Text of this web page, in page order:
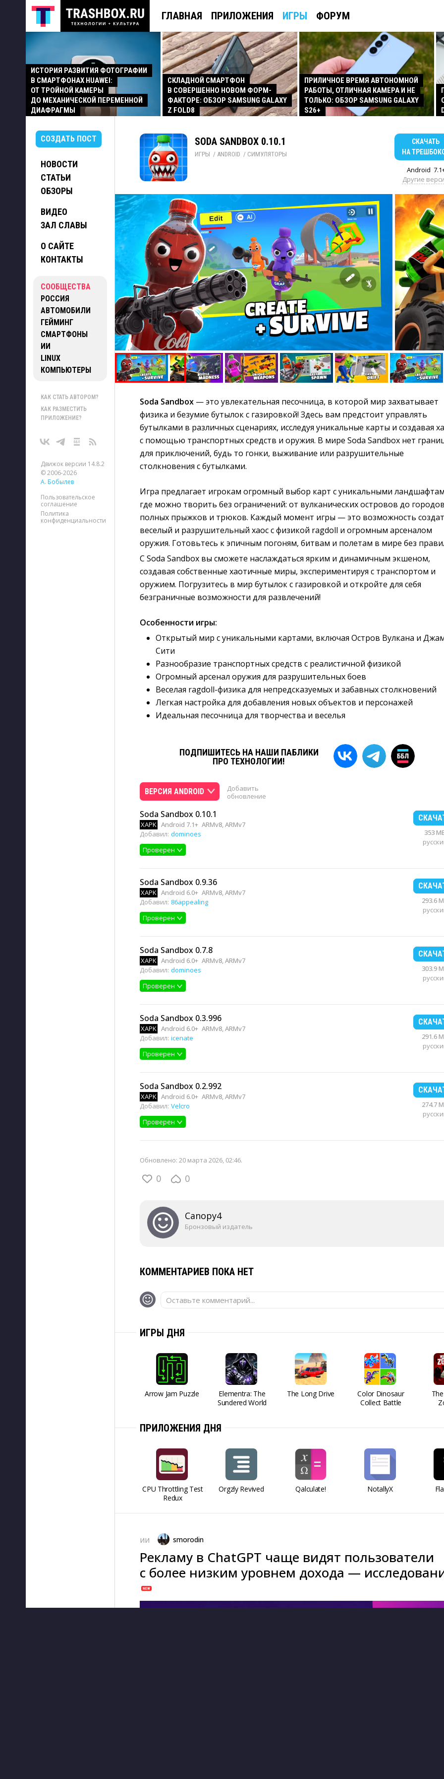
ГЛАВНАЯ ПРИЛОЖЕНИЯ ИГРЫ ФОРУМ
ИСТОРИЯ РАЗВИТИЯ ФОТОГРАФИИ
В СМАРТФОНАХ HUAWEI:
ОТ ТРОЙНОЙ КАМЕРЫ
ДО МЕХАНИЧЕСКОЙ ПЕРЕМЕННОЙ
ДИАФРАГМЫ
СКЛАДНОЙ СМАРТФОН
В СОВЕРШЕННО НОВОМ ФОРМ-
ФАКТОРЕ: ОБЗОР SAMSUNG GALAXY
Z FOLD8
ПРИЛИЧНОЕ ВРЕМЯ АВТОНОМНОЙ
РАБОТЫ, ОТЛИЧНАЯ КАМЕРА И НЕ
ТОЛЬКО: ОБЗОР SAMSUNG GALAXY
S26+
СОЗДАТЬ ПОСТ
НОВОСТИ
СТАТЬИ
ОБЗОРЫ
ВИДЕО
ЗАЛ СЛАВЫ
О САЙТЕ
КОНТАКТЫ
СООБЩЕСТВА
РОССИЯ
АВТОМОБИЛИ
ГЕЙМИНГ
СМАРТФОНЫ
ИИ
LINUX
КОМПЬЮТЕРЫ
КАК СТАТЬ АВТОРОМ?
КАК РАЗМЕСТИТЬ
ПРИЛОЖЕНИЕ?
Движок версии 14.8.2
© 2006-2026
А. Бобылев
Пользовательское
соглашение
Политика
конфиденциальности
SODA SANDBOX 0.10.1
ИГРЫ / ANDROID / СИМУЛЯТОРЫ
СКАЧАТЬ
НА
Android
Другие
Soda Sandbox — это увлекательная песочница, в которой мир захватывает
физика и безумие бутылок с газировкой! Здесь вам предстоит управлять
бутылками в различных сценариях, исследуя уникальные карты и создавая
с помощью транспортных средств и оружия. В мире Soda Sandbox нет
для приключений, будь то гонки, выживание или разрушительные
столкновения с бутылками.
Игра предлагает игрокам огромный выбор карт с уникальными
где можно творить без ограничений: от вулканических островов до
полных прыжков и трюков. Каждый момент игры — это возможность
веселый и разрушительный хаос с физикой ragdoll и огромным арсеналом
оружия. Готовьтесь к эпичным погоням, битвам и полетам в мире без
С Soda Sandbox вы сможете наслаждаться ярким и динамичным экшеном,
создавая собственные хаотичные миры, экспериментируя с транспортом и
оружием. Погрузитесь в мир бутылок с газировкой и откройте для себя
безграничные возможности для развлечений!
Особенности игры:
Открытый мир с уникальными картами, включая Остров Вулкана и
Сити
Разнообразие транспортных средств с реалистичной физикой
Огромный арсенал оружия для разрушительных боев
Веселая ragdoll-физика для непредсказуемых и забавных столкновений
Легкая настройка для добавления новых объектов и персонажей
Идеальная песочница для творчества и веселья
ПОДПИШИТЕСЬ НА НАШИ ПАБЛИКИ
ПРО ТЕХНОЛОГИИ!
ВЕРСИЯ ANDROID
Добавить
обновление
Soda Sandbox 0.10.1
XAPK Android 7.1+ ARMv8, ARMv7
Добавил: dominoes
Проверен
353
Soda Sandbox 0.9.36
XAPK Android 6.0+ ARMv8, ARMv7
Добавил: 86appealing
Проверен
293.6
Soda Sandbox 0.7.8
XAPK Android 6.0+ ARMv8, ARMv7
Добавил: dominoes
Проверен
303.9
Soda Sandbox 0.3.996
XAPK Android 6.0+ ARMv8, ARMv7
Добавил: icenate
Проверен
291.6
Soda Sandbox 0.2.992
XAPK Android 6.0+ ARMv8, ARMv7
Добавил: Velcro
Проверен
274.7
Обновлено: 20 марта 2026, 02:46.
0 0
Canopy4
Бронзовый издатель
КОММЕНТАРИЕВ ПОКА НЕТ
Оставьте комментарий...
ИГРЫ ДНЯ
Arrow Jam Puzzle
Elementra: The
Sundered World
The Long Drive
Color Dinosaur
Collect Battle
ПРИЛОЖЕНИЯ ДНЯ
CPU Throttling Test
Redux
Orgzly Revived Qalculate! NotallyX
ИИ smorodin
Рекламу в ChatGPT чаще видят пользователи
с более низким уровнем дохода —